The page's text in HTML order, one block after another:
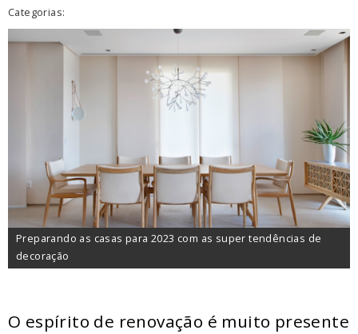
Categorias:
Preparando as casas para 2023 com as super tendências de
decoração
O espírito de renovação é muito presente